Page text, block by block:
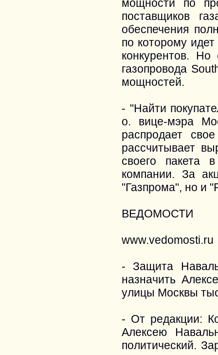
мощности по
поставщиков
обеспечения
по которому
конкурентов.
газопровода
мощностей.
- "Найти
о. вице-мэра
распродает
рассчитывает
своего пакета
компании. За
"Газпрома", но и
ВЕДОМОСТИ
www.vedomosti.ru
- Защита
назначить
улицы Москвы
- От редакции:
Алексею
политический.